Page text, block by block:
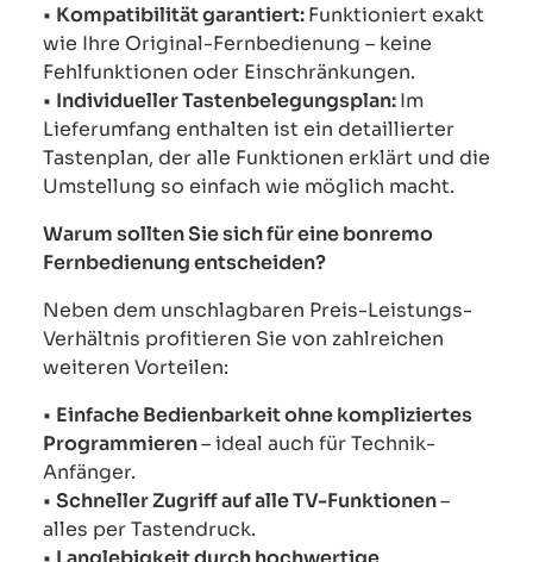
• Kompatibilität garantiert:Funktioniert exakt
wie Ihre Original-Fernbedienung – keine
Fehlfunktionen oder Einschränkungen.
• Individueller Tastenbelegungsplan:Im
Lieferumfang enthalten ist ein detaillierter
Tastenplan, der alle Funktionen erklärt und die
Umstellung so einfach wie möglich macht.
Warum sollten Sie sich für eine bonremo
Fernbedienung entscheiden?
Neben dem unschlagbaren Preis-Leistungs-
Verhältnis profitieren Sie von zahlreichen
weiteren Vorteilen:
• Einfache Bedienbarkeit ohne kompliziertes
Programmieren– ideal auch für Technik-
Anfänger.
• Schneller Zugriff auf alle TV-Funktionen–
alles per Tastendruck.